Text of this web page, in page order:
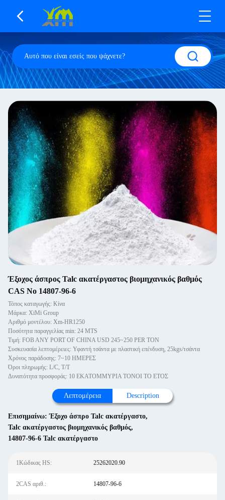
Έξοχος άσπρος Talc ακατέργαστος βιομηχανικός βαθμός
CAS Νο 14807-96-6
Τόπος καταγωγής: Κίνα
Μάρκα: XiMi Group
Αριθμό μοντέλου: Xm-HR1250
Ποσότητα παραγγελίας min: 24 MTS
Τιμή: FOB ANY PORT OF CHINA USD 245~250 PER TON
Συσκευασία λεπτομέρειες: Υφαντή τσάντα με πλαστική επένδυση, 25kgs/τσάντα
Χρόνος παράδοσης: 7~10 ΗΜΕΡΕΣ
Όροι πληρωμής: L/C, T/T
Δυνατότητα προσφοράς: 10 ΕΚΑΤΟΜΜΥΡΙΑ ΤΟΝΟΙ ΤΟ ΕΤΟΣ
Λεπτομέρεια Description
Επισημαίνω:Έξοχο άσπρο Talc ακατέργαστο,
Talc ακατέργαστος βιομηχανικός βαθμός,
14807-96-6 Talc ακατέργαστο
1Κώδικας HS: 25262020.90
2CAS αριθ.: 14807-96-6